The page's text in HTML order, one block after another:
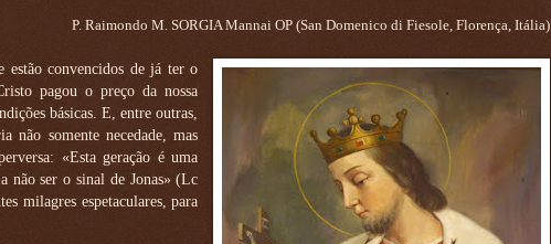
P. Raimondo M. SORGIA Mannai OP (San Domenico di Fiesole, Florença, Itália)
estão convencidos de já ter o
pagou o preço da nossa
básicas. E, entre outras,
não somente necedade, mas
«Esta geração é uma
não ser o sinal de Jonas» (Lc
milagres espetaculares, para